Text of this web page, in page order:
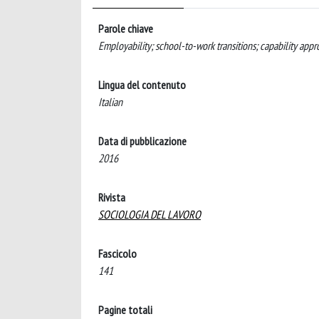
Parole chiave
Employability; school-to-work transitions; capability
Lingua del contenuto
Italian
Data di pubblicazione
2016
Rivista
SOCIOLOGIA DEL LAVORO
Fascicolo
141
Pagine totali